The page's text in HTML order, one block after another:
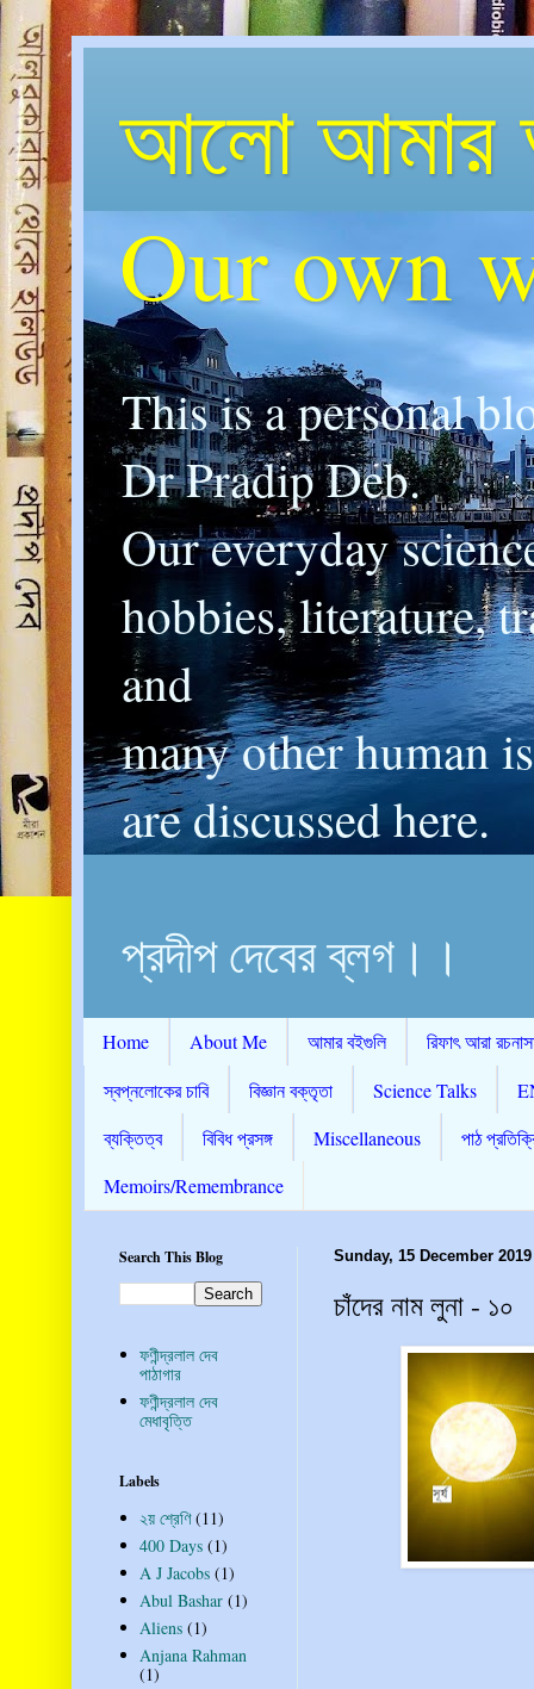
আলো আমার
Our own
This is a personal
Dr Pradip Deb.
Our everyday
hobbies, literature,
and
many other human
are discussed here.
প্রদীপ দেবের ব্লগ।।
Home About Me আমার বইগুলি
রিফাৎ আরা
স্বপ্নলোকের চাবি
বিজ্ঞান বক্তৃতা Science Talks
ব্যক্তিত্ব
বিবিধ প্রসঙ্গ Miscellaneous
পাঠ
Memoirs/Remembrance
Sunday, 15 December 2019
চাঁদের নাম লুনা - ১০
Search This Blog
ফণীন্দ্রলাল দেব
পাঠাগার
ফণীন্দ্রলাল দেব
মেধাবৃত্তি
Labels
২য় শ্রেণি (11)
400 Days (1)
A J Jacobs (1)
Abul Bashar (1)
Aliens (1)
Anjana Rahman
(1)